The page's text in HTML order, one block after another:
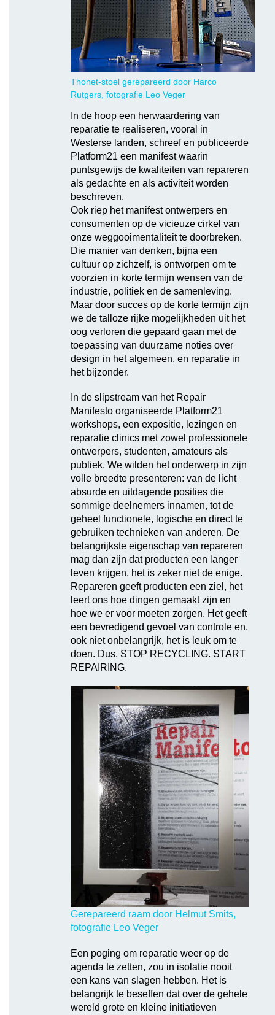
Thonet-stoel gerepareerd door Harco
Rutgers, fotografie Leo Veger
In de hoop een herwaardering van
reparatie te realiseren, vooral in
Westerse landen, schreef en publiceerde
Platform21 een manifest waarin
puntsgewijs de kwaliteiten van repareren
als gedachte en als activiteit worden
beschreven.
Ook riep het manifest ontwerpers en
consumenten op de vicieuze cirkel van
onze weggooimentaliteit te doorbreken.
Die manier van denken, bijna een
cultuur op zichzelf, is ontworpen om te
voorzien in korte termijn wensen van de
industrie, politiek en de samenleving.
Maar door succes op de korte termijn zijn
we de talloze rijke mogelijkheden uit het
oog verloren die gepaard gaan met de
toepassing van duurzame noties over
design in het algemeen, en reparatie in
het bijzonder.
In de slipstream van het Repair
Manifesto organiseerde Platform21
workshops, een expositie, lezingen en
reparatie clinics met zowel professionele
ontwerpers, studenten, amateurs als
publiek. We wilden het onderwerp in zijn
volle breedte presenteren: van de licht
absurde en uitdagende posities die
sommige deelnemers innamen, tot de
geheel functionele, logische en direct te
gebruiken technieken van anderen. De
belangrijkste eigenschap van repareren
mag dan zijn dat producten een langer
leven krijgen, het is zeker niet de enige.
Repareren geeft producten een ziel, het
leert ons hoe dingen gemaakt zijn en
hoe we er voor moeten zorgen. Het geeft
een bevredigend gevoel van controle en,
ook niet onbelangrijk, het is leuk om te
doen. Dus, STOP RECYCLING. START
REPAIRING.
Gerepareerd raam door Helmut Smits,
fotografie Leo Veger
Een poging om reparatie weer op de
agenda te zetten, zou in isolatie nooit
een kans van slagen hebben. Het is
belangrijk te beseffen dat over de gehele
wereld grote en kleine initiatieven